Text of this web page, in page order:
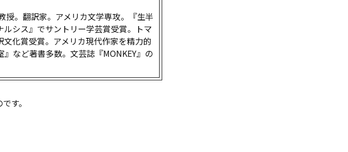
授。翻訳家。アメリカ文学専攻。『生半
シス』でサントリー学芸賞受賞。トマ
化賞受賞。アメリカ現代作家を精力的
』など著書多数。文芸誌『MONKEY』の
す。